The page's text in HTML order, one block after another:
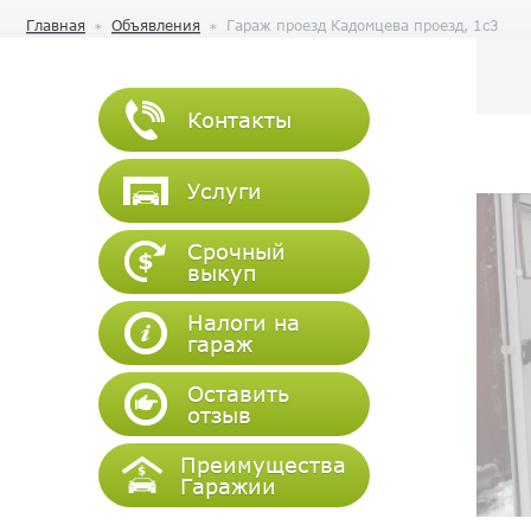
Главная Объявления Гараж проезд Кадомцева проезд, 1с3
Контакты
Услуги
Срочный
выкуп
Налоги на
гараж
Оставить
отзыв
Преимущества
Гаражии